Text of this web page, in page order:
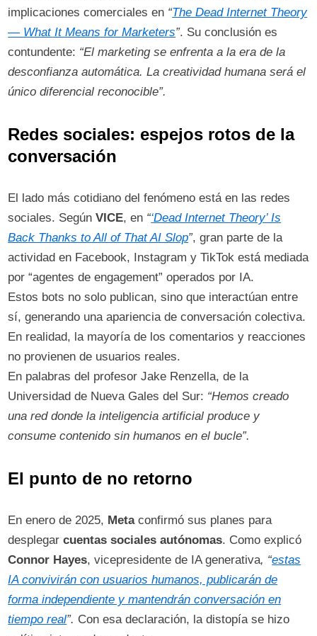
implicaciones comerciales en “The Dead Internet Theory
— What It Means for Marketers”. Su conclusión es
contundente: “El marketing se enfrenta a la era de la
desconfianza automática. La creatividad humana será el
único diferencial reconocible”.
Redes sociales: espejos rotos de la
conversación
El lado más cotidiano del fenómeno está en las redes
sociales. SegúnVICE, en “‘Dead Internet Theory’ Is
Back Thanks to All of That AI Slop”, gran parte de la
actividad en Facebook, Instagram y TikTok está mediada
por “agentes de engagement” operados por IA.​
Estos bots no solo publican, sino que interactúan entre
sí, generando una apariencia de conversación colectiva.
En realidad, la mayoría de los comentarios y reacciones
no provienen de usuarios reales.
En palabras del profesor Jake Renzella, de la
Universidad de Nueva Gales del Sur: “Hemos creado
una red donde la inteligencia artificial produce y
consume contenido sin humanos en el bucle”.
El punto de no retorno
En enero de 2025, Metaconfirmó sus planes para
desplegarcuentas sociales autónomas. Como explicó
Connor Hayes, vicepresidente de IA generativa, “estas
IA convivirán con usuarios humanos, publicarán de
forma independiente y mantendrán conversación en
tiempo real”. Con esa declaración, la distopía se hizo